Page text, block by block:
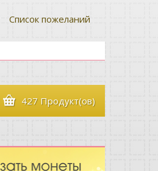
Список пожеланий
427 Продукт(ов)